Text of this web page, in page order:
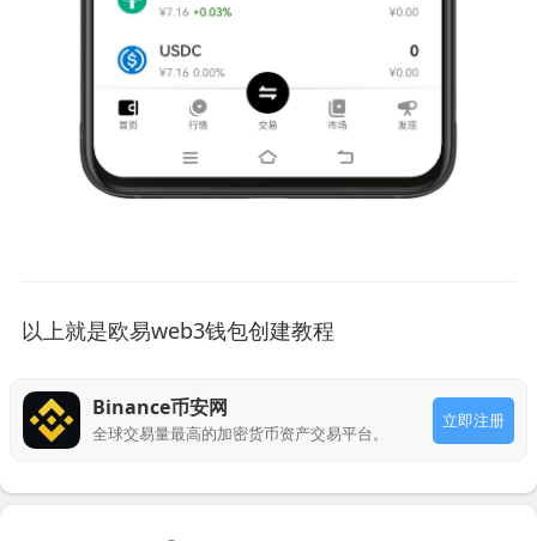
以上就是欧易web3钱包创建教程
Binance币安网
全球交易量最高的加密货币资产交易平台。
立即注册